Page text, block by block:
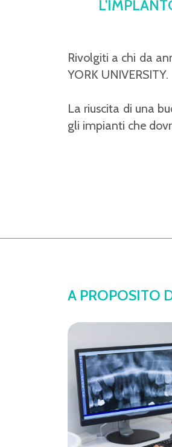
Rivolgiti a chi da
YORK UNIVERSITY.
La riuscita di una
gli impianti che
A PROPOSITO